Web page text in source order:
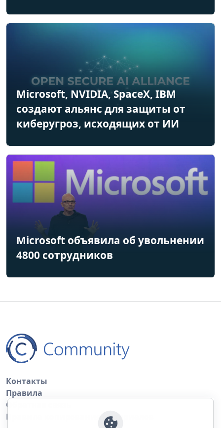
Microsoft, NVIDIA, SpaceX, IBM
создают альянс для защиты от
киберугроз, исходящих от ИИ
Microsoft объявила об увольнении
4800 сотрудников
Контакты
Правила
Обратная связь
Правила копирования материалов